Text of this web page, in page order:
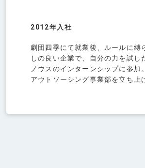
2012年入社
劇団四季にて就業後、ルールに縛
しの良い企業で、自分の力を試し
ノウスのインターンシップに参加
アウトソーシング事業部を立ち上
フィスツアー
用 募集要項